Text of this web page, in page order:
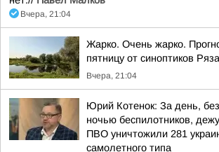
Вчера, 21:04
Жарко. Очень жарко.
пятницу от синоптиков
Вчера, 21:04
Юрий Котенок: За день,
ночью беспилотников,
ПВО уничтожили 281
самолетного типа